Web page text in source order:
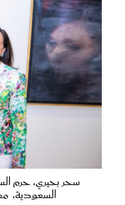
سحر بحيري، حرم
السعودية،